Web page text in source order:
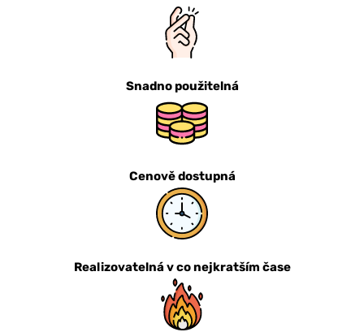
Snadno použitelná
Cenově dostupná
Realizovatelná v co nejkratším čase